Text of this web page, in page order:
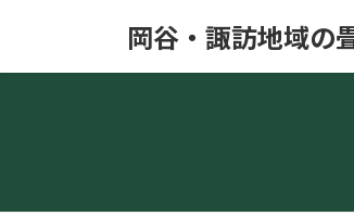
岡谷・諏訪地域の